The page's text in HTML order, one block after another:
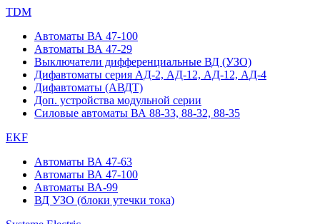
TDM
Автоматы ВА 47-100
Автоматы ВА 47-29
Выключатели дифференциальные ВД (УЗО)
Дифавтоматы серия АД-2, АД-12, АД-12, АД-4
Дифавтоматы (АВДТ)
Доп. устройства модульной серии
Силовые автоматы ВА 88-33, 88-32, 88-35
EKF
Автоматы ВА 47-63
Автоматы ВА 47-100
Автоматы ВА-99
ВД УЗО (блоки утечки тока)